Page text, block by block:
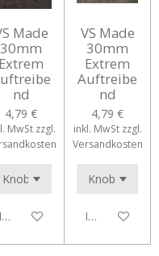
Made
30mm
Extrem
nd
4,79 €
MwSt zzgl.
In den Warenkorb
VS Made
30mm
Extrem
Auftreibe
nd
4,79 €
inkl. MwSt zzgl.
Versandkosten
In den